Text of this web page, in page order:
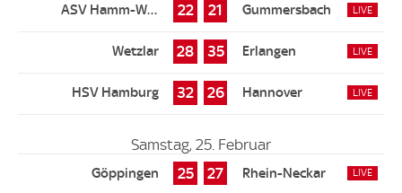
22
21
28 35
32 26
Samstag, 25. Februar
25
27